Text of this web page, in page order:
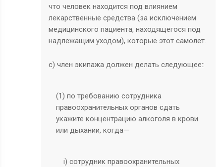
что человек находится под влиянием
лекарственные средства (за исключением
медицинского пациента, находящегося под
надлежащим уходом), которые этот самолет.
с) член экипажа должен делать следующее::
(1) по требованию сотрудника
правоохранительных органов сдать
укажите концентрацию алкоголя в крови
или дыхании, когда—
i) сотрудник правоохранительных